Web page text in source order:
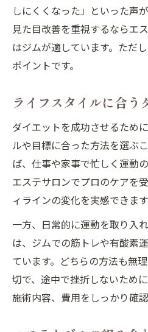
しにくくなった」といった声
見た目改善を重視するならエ
はジムが適しています。ただ
ポイントです。
ライフスタイルに合う
ダイエットを成功させるため
ルや目標に合った方法を選ぶ
ば、仕事や家事で忙しく運動
エステサロンでプロのケアを
ィラインの変化を実感できます
一方、日常的に運動を取り入
は、ジムでの筋トレや有酸素
ています。どちらの方法も無
切で、途中で挫折しないため
施術内容、費用をしっかり確認